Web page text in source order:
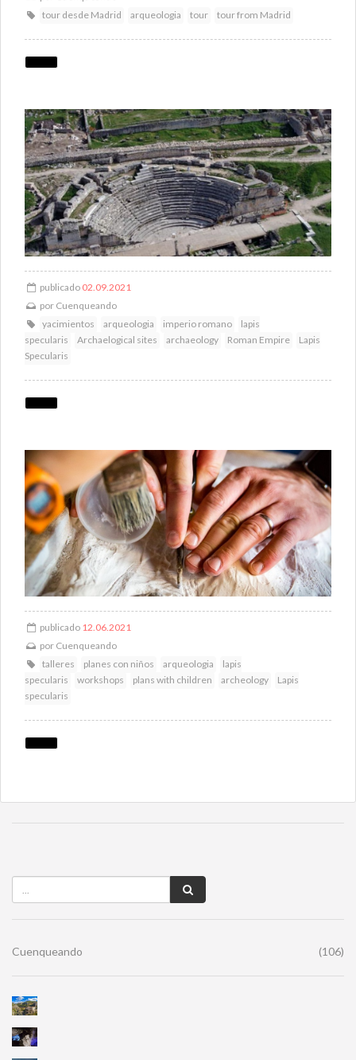
tour desde Madrid
arqueologia tour tour from Madrid
publicado 02.09.2021
por Cuenqueando
yacimientos
arqueologia imperio romano
lapis
specularis
Archaelogical sites archaeology Roman Empire
Lapis
Specularis
publicado 12.06.2021
por Cuenqueando
talleres
planes con niños arqueologia
lapis
specularis
workshops plans with children archeology
Lapis
specularis
Cuenqueando (106)